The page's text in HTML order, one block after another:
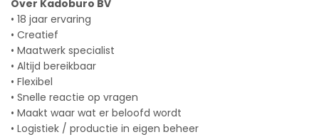
Over Kadoburo BV
• 18 jaar ervaring
• Creatief
• Maatwerk specialist
• Altijd bereikbaar
• Flexibel
• Snelle reactie op vragen
• Maakt waar wat er beloofd wordt
• Logistiek / productie in eigen beheer